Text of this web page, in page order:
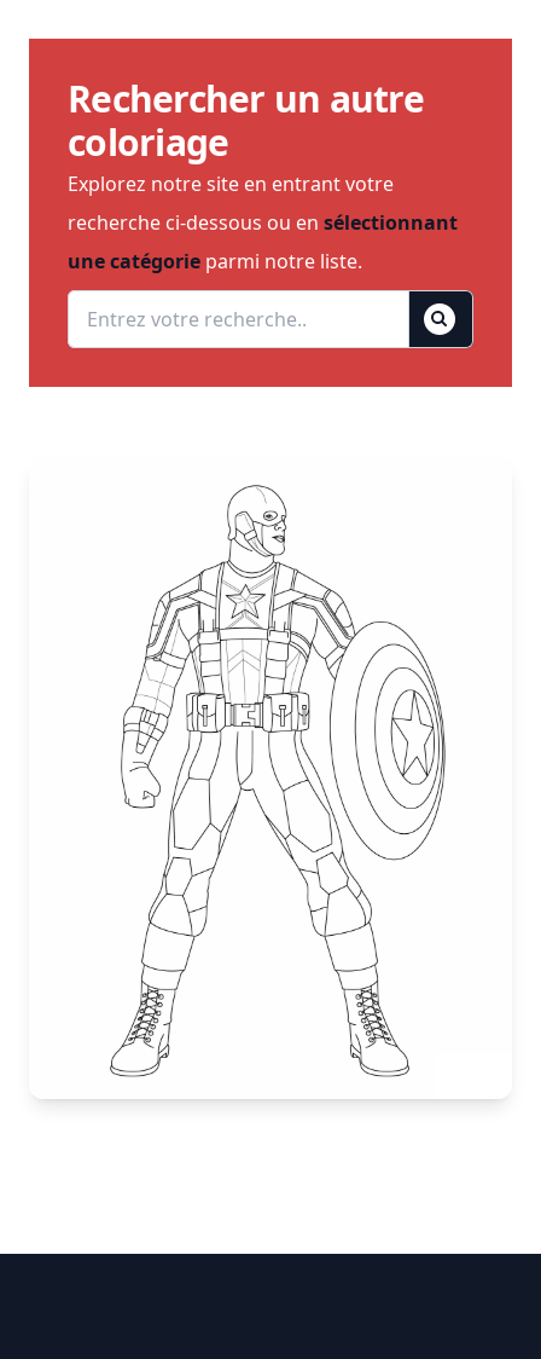
Rechercher un autre
coloriage
Explorez notre site en entrant votre
recherche ci-dessous ou en sélectionnant
une catégorie parmi notre liste.